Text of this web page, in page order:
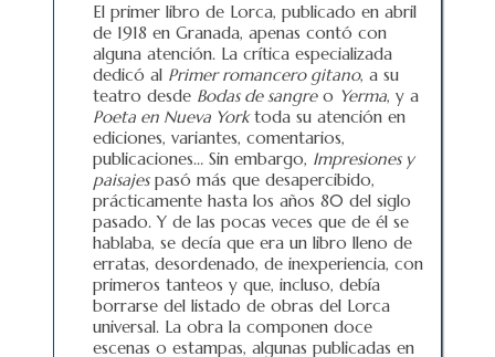
El primer libro de Lorca, publicado en abril
de 1918 en Granada, apenas contó con
alguna atención. La crítica especializada
dedicó al Primer romancero gitano, a su
teatro desde Bodas de sangreo Yerma, y a
Poeta en Nueva Yorktoda su atención en
ediciones, variantes, comentarios,
publicaciones… Sin embargo, Impresiones y
paisajespasó más que desapercibido,
prácticamente hasta los años 80 del siglo
pasado. Y de las pocas veces que de él se
hablaba, se decía que era un libro lleno de
erratas, desordenado, de inexperiencia, con
primeros tanteos y que, incluso, debía
borrarse del listado de obras del Lorca
universal. La obra la componen doce
escenas o estampas, algunas publicadas en